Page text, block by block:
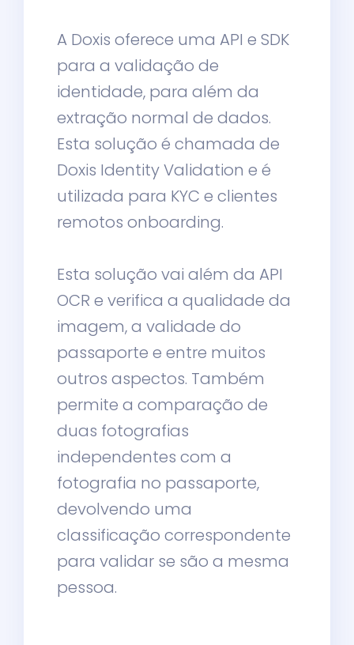
A Doxis oferece uma API e SDK
para a validação de
identidade, para além da
extração normal de dados.
Esta solução é chamada de
Doxis Identity Validation e é
utilizada para KYC e clientes
remotos onboarding.
Esta solução vai além da API
OCR e verifica a qualidade da
imagem, a validade do
passaporte e entre muitos
outros aspectos. Também
permite a comparação de
duas fotografias
independentes com a
fotografia no passaporte,
devolvendo uma
classificação correspondente
para validar se são a mesma
pessoa.